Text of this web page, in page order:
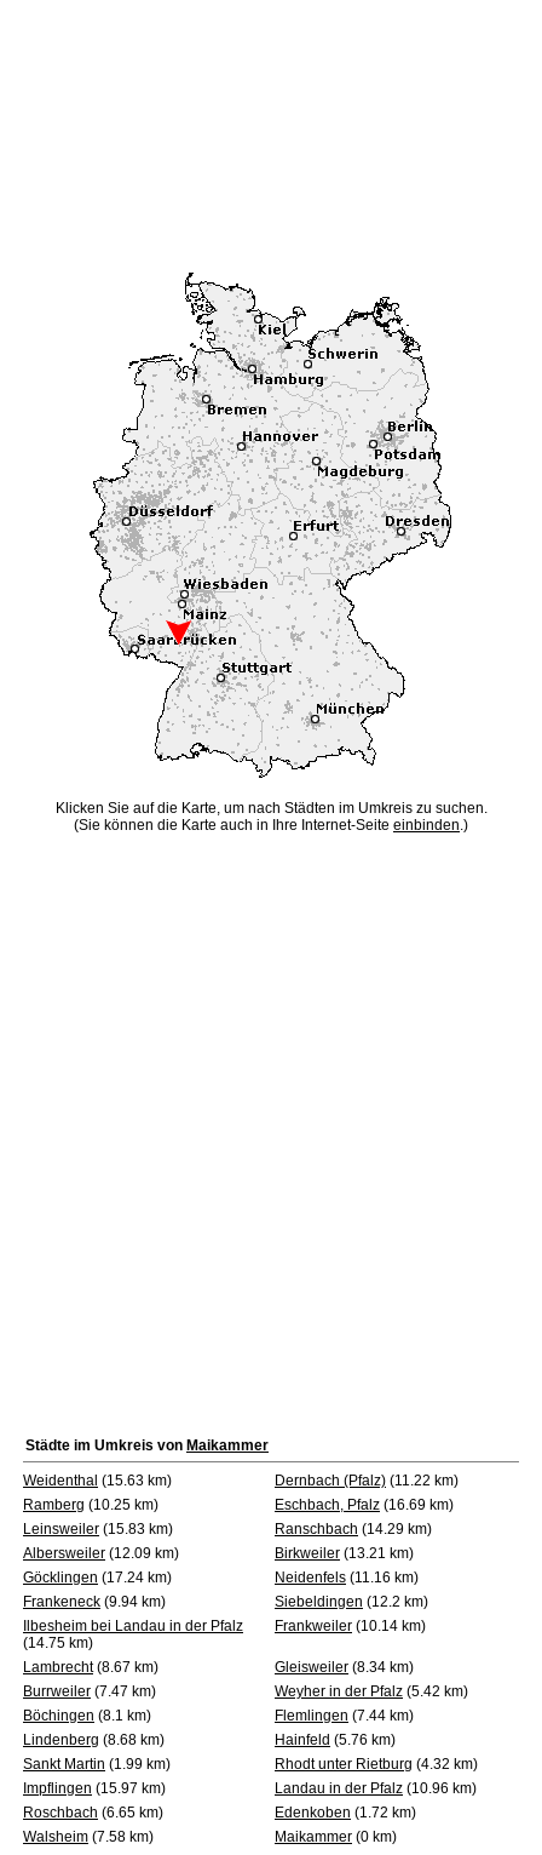
Klicken Sie auf die Karte, um nach Städten im Umkreis zu suchen.
(Sie können die Karte auch in Ihre Internet-Seite einbinden.)
Städte im Umkreis von Maikammer
Weidenthal (15.63 km) Dernbach (Pfalz) (11.22 km)
Ramberg (10.25 km) Eschbach, Pfalz (16.69 km)
Leinsweiler (15.83 km) Ranschbach (14.29 km)
Albersweiler (12.09 km) Birkweiler (13.21 km)
Göcklingen (17.24 km) Neidenfels (11.16 km)
Frankeneck (9.94 km) Siebeldingen (12.2 km)
Ilbesheim bei Landau in der Pfalz
(14.75 km)
Frankweiler (10.14 km)
Lambrecht(8.67 km) Gleisweiler (8.34 km)
Burrweiler (7.47 km) Weyher in der Pfalz (5.42 km)
Böchingen (8.1 km) Flemlingen (7.44 km)
Lindenberg (8.68 km) Hainfeld (5.76 km)
Sankt Martin (1.99 km) Rhodt unter Rietburg (4.32 km)
Impflingen (15.97 km) Landau in der Pfalz (10.96 km)
Roschbach (6.65 km) Edenkoben (1.72 km)
Walsheim (7.58 km) Maikammer (0 km)